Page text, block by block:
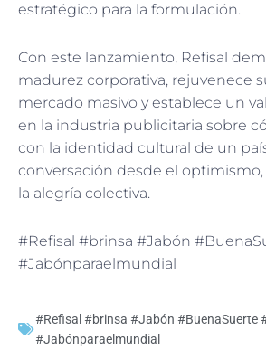
estratégico para la formulación.
Con este lanzamiento, Refisal
madurez corporativa, rejuvenece
mercado masivo y establece un
en la industria publicitaria sobre
con la identidad cultural de un
conversación desde el
la alegría colectiva.
#Refisal #brinsa #Jabón
#Jabónparaelmundial
#Refisal #brinsa #Jabón #BuenaSuerte
#Jabónparaelmundial